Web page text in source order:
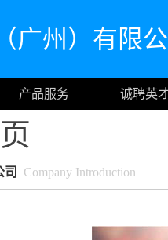
广州）有限
产品服务 诚聘英
司 Company Introduction